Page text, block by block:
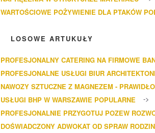
WARTOŚCIOWE POŻYWIENIE DLA PTAKÓW
LOSOWE ARTUKUŁY
PROFESJONALNY CATERING NA FIRMOWE
PROFESJONALNE USŁUGI BIUR
NAWOZY SZTUCZNE Z MAGNEZEM -
USŁUGI BHP W WARSZAWIE POPULARNE
PROFESJONALNIE PRZYGOTUJ POZEW
DOŚWIADCZONY ADWOKAT OD SPRAW